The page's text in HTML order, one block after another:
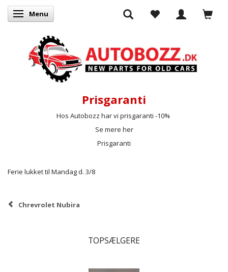
Skifte navigation
Menu
Prisgaranti
Hos Autobozz har vi prisgaranti -10%
Se mere her
Prisgaranti
Ferie lukket til Mandag d. 3/8
Chrevrolet Nubira
TOPSÆLGERE